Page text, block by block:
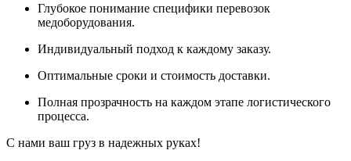
Глубокое понимание специфики перевозок
медоборудования.
Индивидуальный подход к каждому заказу.
Оптимальные сроки и стоимость доставки.
Полная прозрачность на каждом этапе логистического
процесса.
С нами ваш груз в надежных руках!